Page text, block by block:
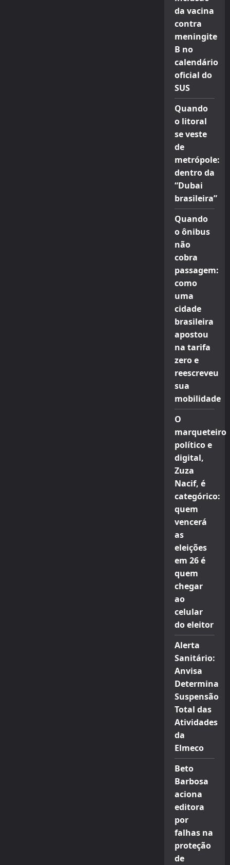
da vacina
contra
meningite
B no
calendário
oficial do
SUS
Quando
o litoral
se veste
de
metrópole:
dentro da
“Dubai
brasileira”
Quando
o ônibus
não
cobra
passagem:
como
uma
cidade
brasileira
apostou
na tarifa
zero e
reescreveu
sua
mobilidade
O
marqueteiro
político e
digital,
Zuza
Nacif, é
categórico:
quem
vencerá
as
eleições
em 26 é
quem
chegar
ao
celular
do eleitor
Alerta
Sanitário:
Anvisa
Determina
Suspensão
Total das
Atividades
da
Elmeco
Beto
Barbosa
aciona
editora
por
falhas na
proteção
de